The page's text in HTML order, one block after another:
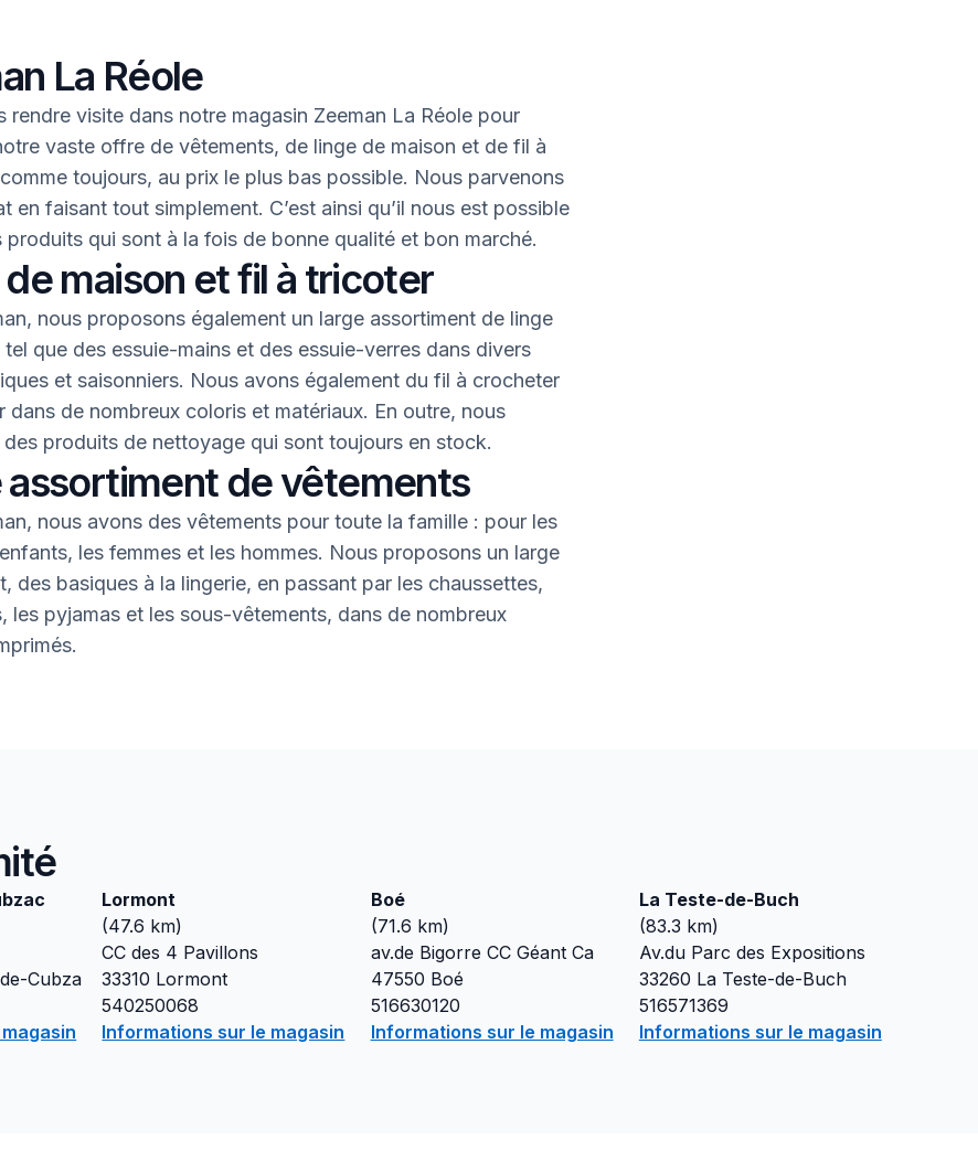
La Réole
rendre visite dans notre magasin Zeeman La Réole pour
vaste offre de vêtements, de linge de maison et de fil à
toujours, au prix le plus bas possible. Nous parvenons
en faisant tout simplement. C’est ainsi qu’il nous est possible
qui sont à la fois de bonne qualité et bon marché.
maison et fil à tricoter
nous proposons également un large assortiment de linge
tel que des essuie-mains et des essuie-verres dans divers
et saisonniers. Nous avons également du fil à crocheter
dans de nombreux coloris et matériaux. En outre, nous
produits de nettoyage qui sont toujours en stock.
assortiment de vêtements
nous avons des vêtements pour toute la famille : pour les
les femmes et les hommes. Nous proposons un large
des basiques à la lingerie, en passant par les chaussettes,
les pyjamas et les sous-vêtements, dans de nombreux
Cubza
Lormont
(47.6 km)
CC des 4 Pavillons
33310 Lormont
540250068
Informations sur le magasin
Boé
(71.6 km)
av.de Bigorre CC Géant Ca
47550 Boé
516630120
Informations sur le magasin
La Teste-de-Buch
(83.3 km)
Av.du Parc des Expositions
33260 La Teste-de-Buch
516571369
Informations sur le magasin